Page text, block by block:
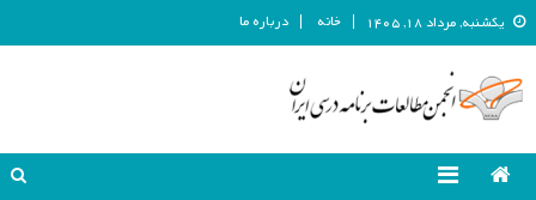
یکشنبه, مرداد ۱۸, ۱۴۰۵ خانه درباره ما
انجمن مطالعات برنامه درسی ایران